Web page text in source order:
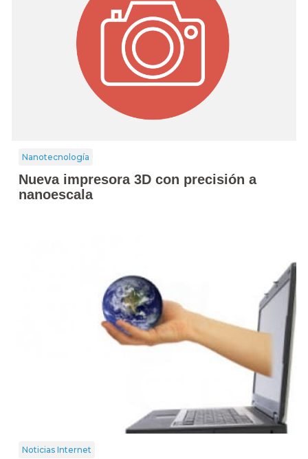
Nanotecnología
Nueva impresora 3D con precisión a
nanoescala
Noticias Internet